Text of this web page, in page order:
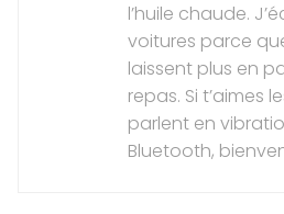
l’huile chaude.
voitures parce
laissent plus en
repas. Si t’aimes
parlent en
Bluetooth,